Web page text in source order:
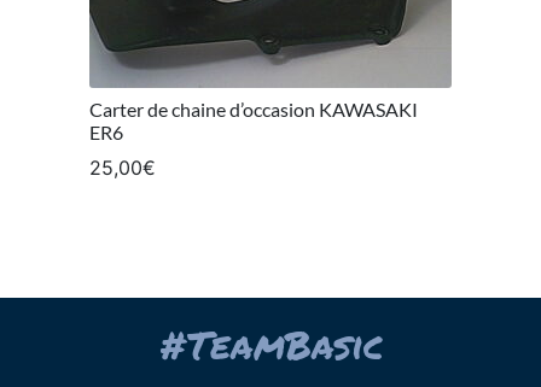
Carter de chaine d’occasion KAWASAKI
ER6
25,00€